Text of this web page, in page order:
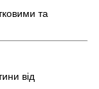
та
від